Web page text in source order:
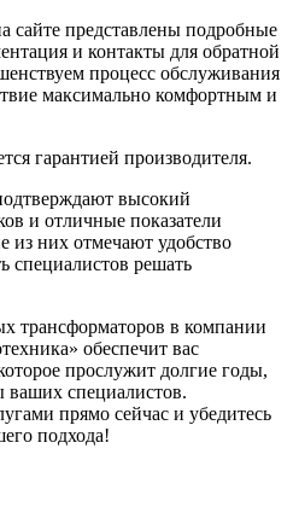
сайте представлены подробные
и контакты для обратной
процесс обслуживания
максимально комфортным и
гарантией производителя.
высокий
и отличные показатели
из них отмечают удобство
специалистов решать
трансформаторов в компании
обеспечит вас
прослужит долгие годы,
ваших специалистов.
прямо сейчас и убедитесь
подхода!